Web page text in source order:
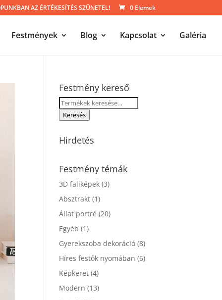
AZ ÉRTÉKESÍTÉS SZÜNETEL! 0 Elemek
Festmények Blog Kapcsolat Galéria
Festmény kereső
Keresés
a Keresés
Hirdetés
Festmény témák
3D faliképek (3)
Absztrakt (1)
Állat portré (20)
Egyéb (1)
Gyerekszoba dekoráció (8)
Híres festők nyomában (6)
Képkeret (4)
Modern (13)